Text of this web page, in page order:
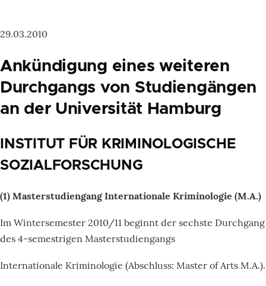
29.03.2010
Ankündigung eines weiteren
Durchgangs von Studiengängen
an der Universität Hamburg
INSTITUT FÜR KRIMINOLOGISCHE
SOZIALFORSCHUNG
(1) Masterstudiengang Internationale Kriminologie (M.A.)
Im Wintersemester 2010/11 beginnt der sechste Durchgang
des 4-semestrigen Masterstudiengangs
Internationale Kriminologie (Abschluss: Master of Arts M.A.).